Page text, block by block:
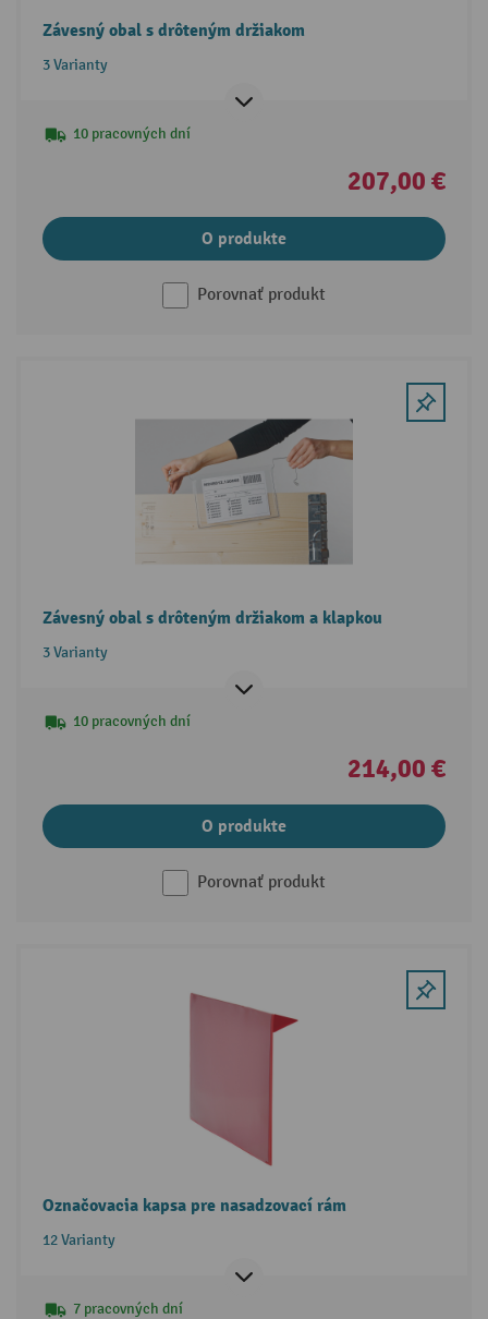
Závesný obal s drôteným držiakom
3 Varianty
10 pracovných dní
207,00 €
O produkte
Porovnať produkt
Závesný obal s drôteným držiakom a klapkou
3 Varianty
10 pracovných dní
214,00 €
O produkte
Porovnať produkt
Označovacia kapsa pre nasadzovací rám
12 Varianty
7 pracovných dní